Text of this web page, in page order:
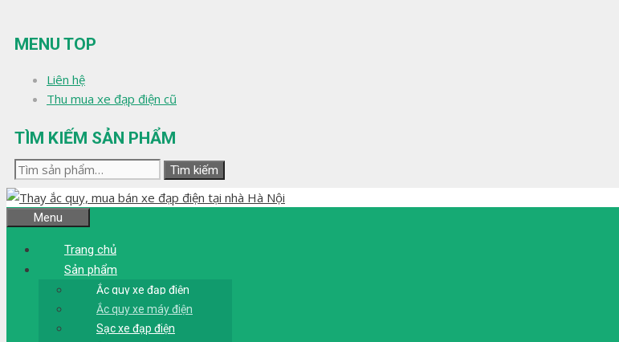
đến
nội
MENU TOP
Liên hệ
Thu mua xe đạp điện cũ
TÌM KIẾM SẢN PHẨM
Tìm
kiếm:
Tìm kiếm
Menu
Trang chủ
Sản phẩm
Ắc quy xe đạp điện
Ắc quy xe máy điện
Sạc xe đạp điện